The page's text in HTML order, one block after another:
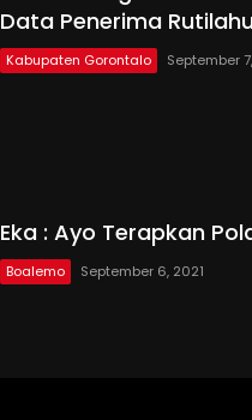
Data Penerima
Kabupaten Gorontalo September
Eka : Ayo Terapkan
Boalemo September 6, 2021